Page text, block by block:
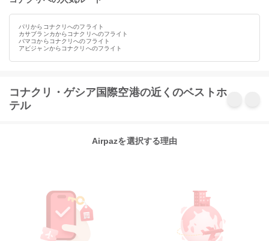
パリからコナクリへのフライト
カサブランカからコナクリへのフライト
バマコからコナクリへのフライト
アビジャンからコナクリへのフライト
コナクリ・ゲシア国際空港の近くのベストホ
テル
Airpazを選択する理由